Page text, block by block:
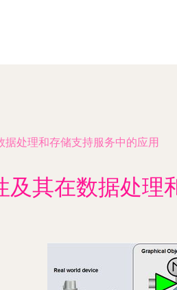
据处理和存储支持服务中的应用
及其在数据处理